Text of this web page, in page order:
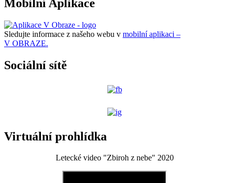
Mobilní Aplikace
Sledujte informace z našeho webu v mobilní aplikaci –
V OBRAZE.
Sociální sítě
Virtuální prohlídka
Letecké video "Zbiroh z nebe" 2020